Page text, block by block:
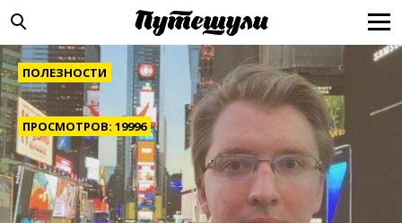
ПОЛЕЗНОСТИ
ПРОСМОТРОВ: 19996